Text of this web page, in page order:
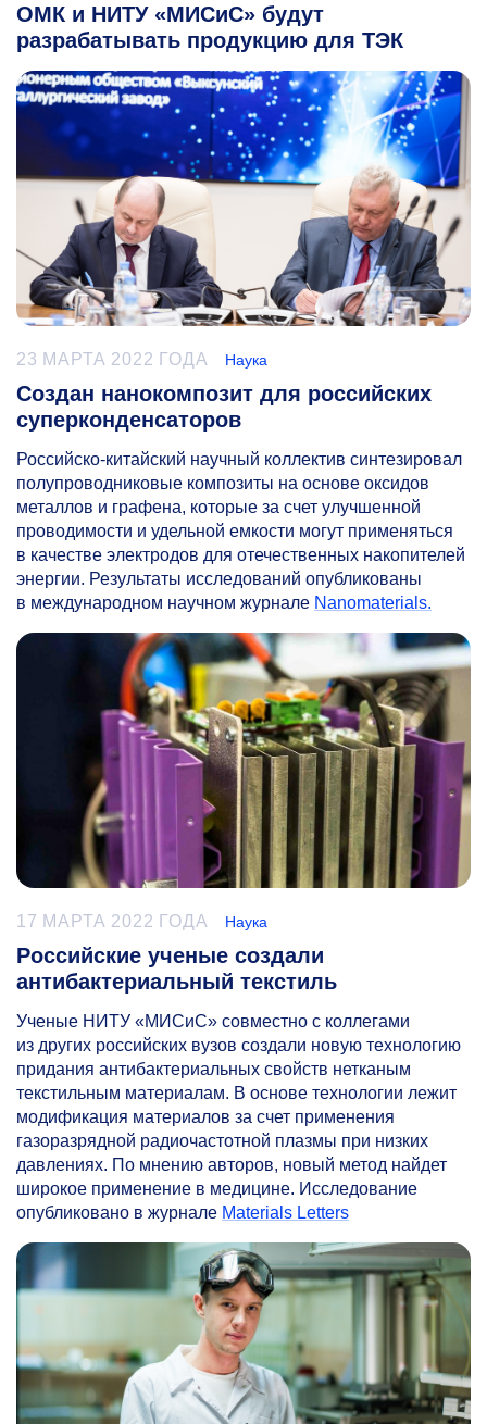
ОМК и НИТУ «МИСиС» будут
разрабатывать продукцию для ТЭК
23 МАРТА 2022 ГОДА Наука
Создан нанокомпозит для российских
суперконденсаторов
Российско-китайский научный коллектив синтезировал
полупроводниковые композиты на основе оксидов
металлов и графена, которые за счет улучшенной
проводимости и удельной емкости могут применяться
в качестве электродов для отечественных накопителей
энергии. Результаты исследований опубликованы
в международном научном журнале Nanomaterials.
17 МАРТА 2022 ГОДА Наука
Российские ученые создали
антибактериальный текстиль
Ученые НИТУ «МИСиС» совместно с коллегами
из других российских вузов создали новую технологию
придания антибактериальных свойств нетканым
текстильным материалам. В основе технологии лежит
модификация материалов за счет применения
газоразрядной радиочастотной плазмы при низких
давлениях. По мнению авторов, новый метод найдет
широкое применение в медицине. Исследование
опубликовано в журнале Materials Letters